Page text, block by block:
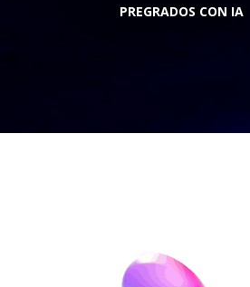
PREGRADOS CON IA